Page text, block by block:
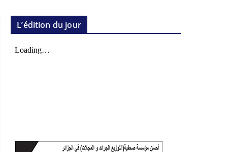
L’édition du jour